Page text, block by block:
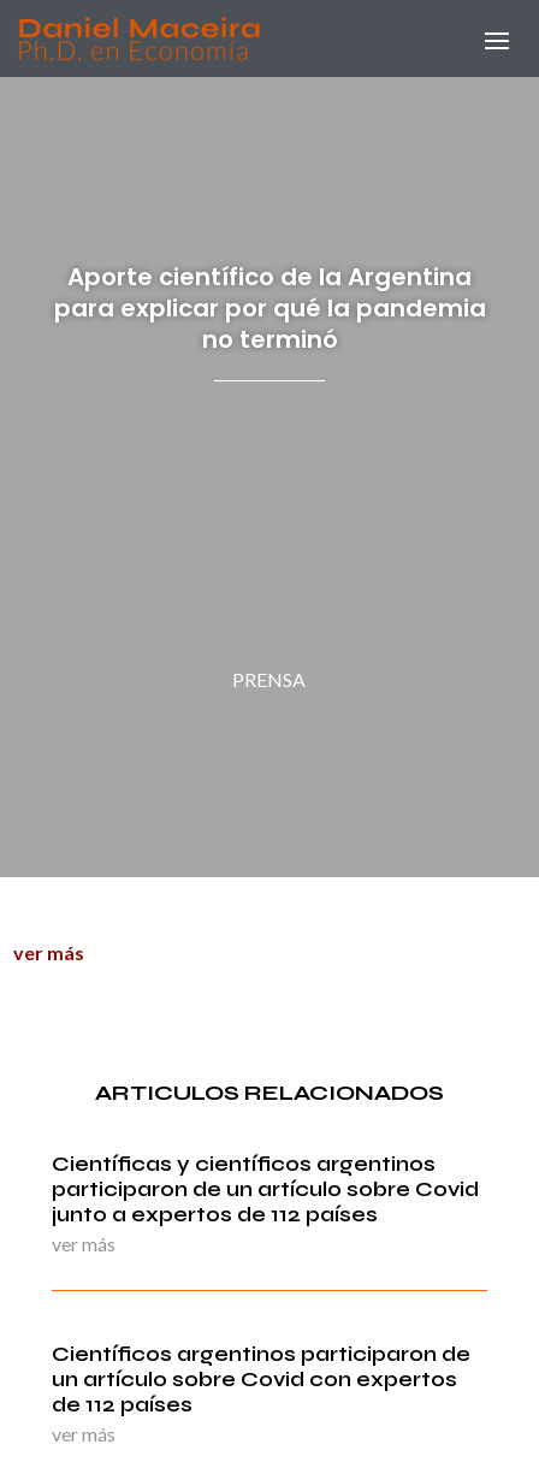
Aporte científico de la Argentina
para explicar por qué la pandemia
no terminó
PRENSA
ver más
ARTICULOS RELACIONADOS
Científicas y científicos argentinos
participaron de un artículo sobre Covid
junto a expertos de 112 países
ver más
Científicos argentinos participaron de
un artículo sobre Covid con expertos
de 112 países
ver más